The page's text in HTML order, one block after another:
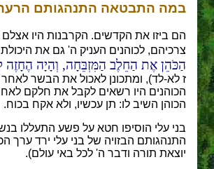
במה התבטאה התנהגותם
הם ביזו את הקדשים. הקרבנות היו
צרכיהם, לכוהנים העניק ה' גם את
הַכֹּהֵן אֶת הַחֵלֶב הַמִּזְבֵּחָה, וְהָיָה הֶחָזֶה
ז לא-לד), ומתכונן לאכול את הבשר
הכוהנים היו רשאים לקבל את חלקם
הכוהן השיב לו: תן עכשיו, ולא אקח בכוח.
בני עלי הוסיפו חטא על פשע התעללו
התנהגותם הבזויה של בני עלי ירד ערך
יוצאת תורה ודבר ה' לכל באי עולם).